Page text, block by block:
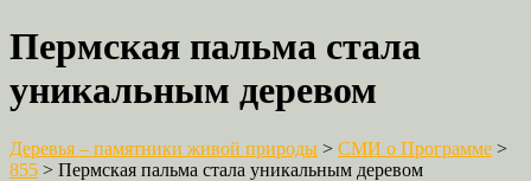
Пермская пальма стала
уникальным деревом
Деревья – памятники живой природы > СМИ о Программе >
855 > Пермская пальма стала уникальным деревом